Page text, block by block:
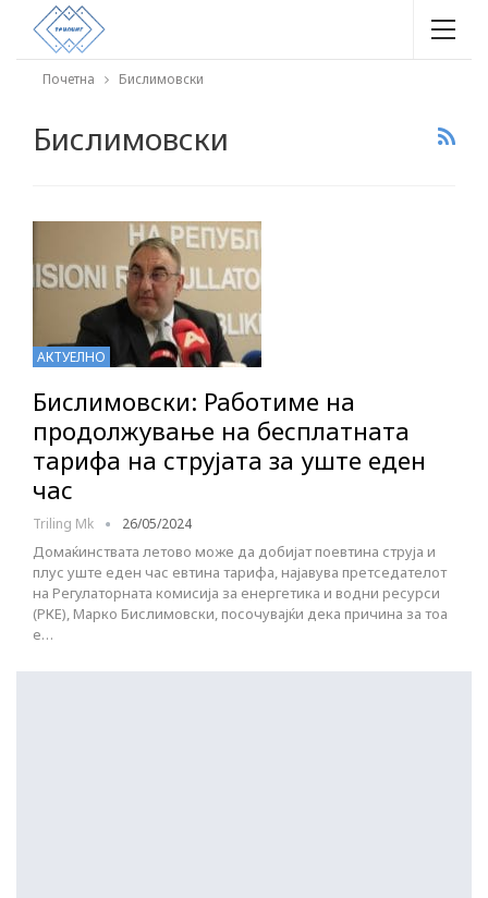
Почетна Бислимовски
Бислимовски
АКТУЕЛНО
Бислимовски: Работиме на
продолжување на бесплатната
тарифа на струјата за уште еден
час
Triling Mk 26/05/2024
Домаќинствата летово може да добијат поевтина струја и
плус уште еден час евтина тарифа, најавува претседателот
на Регулаторната комисија за енергетика и водни ресурси
(РКЕ), Марко Бислимовски, посочувајќи дека причина за тоа
е…